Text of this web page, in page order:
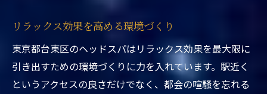
駅近の便利さと癒しを兼ね備えた東京都台東区
のヘッドスパ
駅から徒歩すぐの好立地
忙しい日常にぴったりのリフレッシュ
癒しを求める方への特別な空間
リラックス効果を高める環境づくり
東京都台東区のヘッドスパはリラックス効果を最大限に
引き出すための環境づくりに力を入れています。駅近く
というアクセスの良さだけでなく、都会の喧騒を忘れる